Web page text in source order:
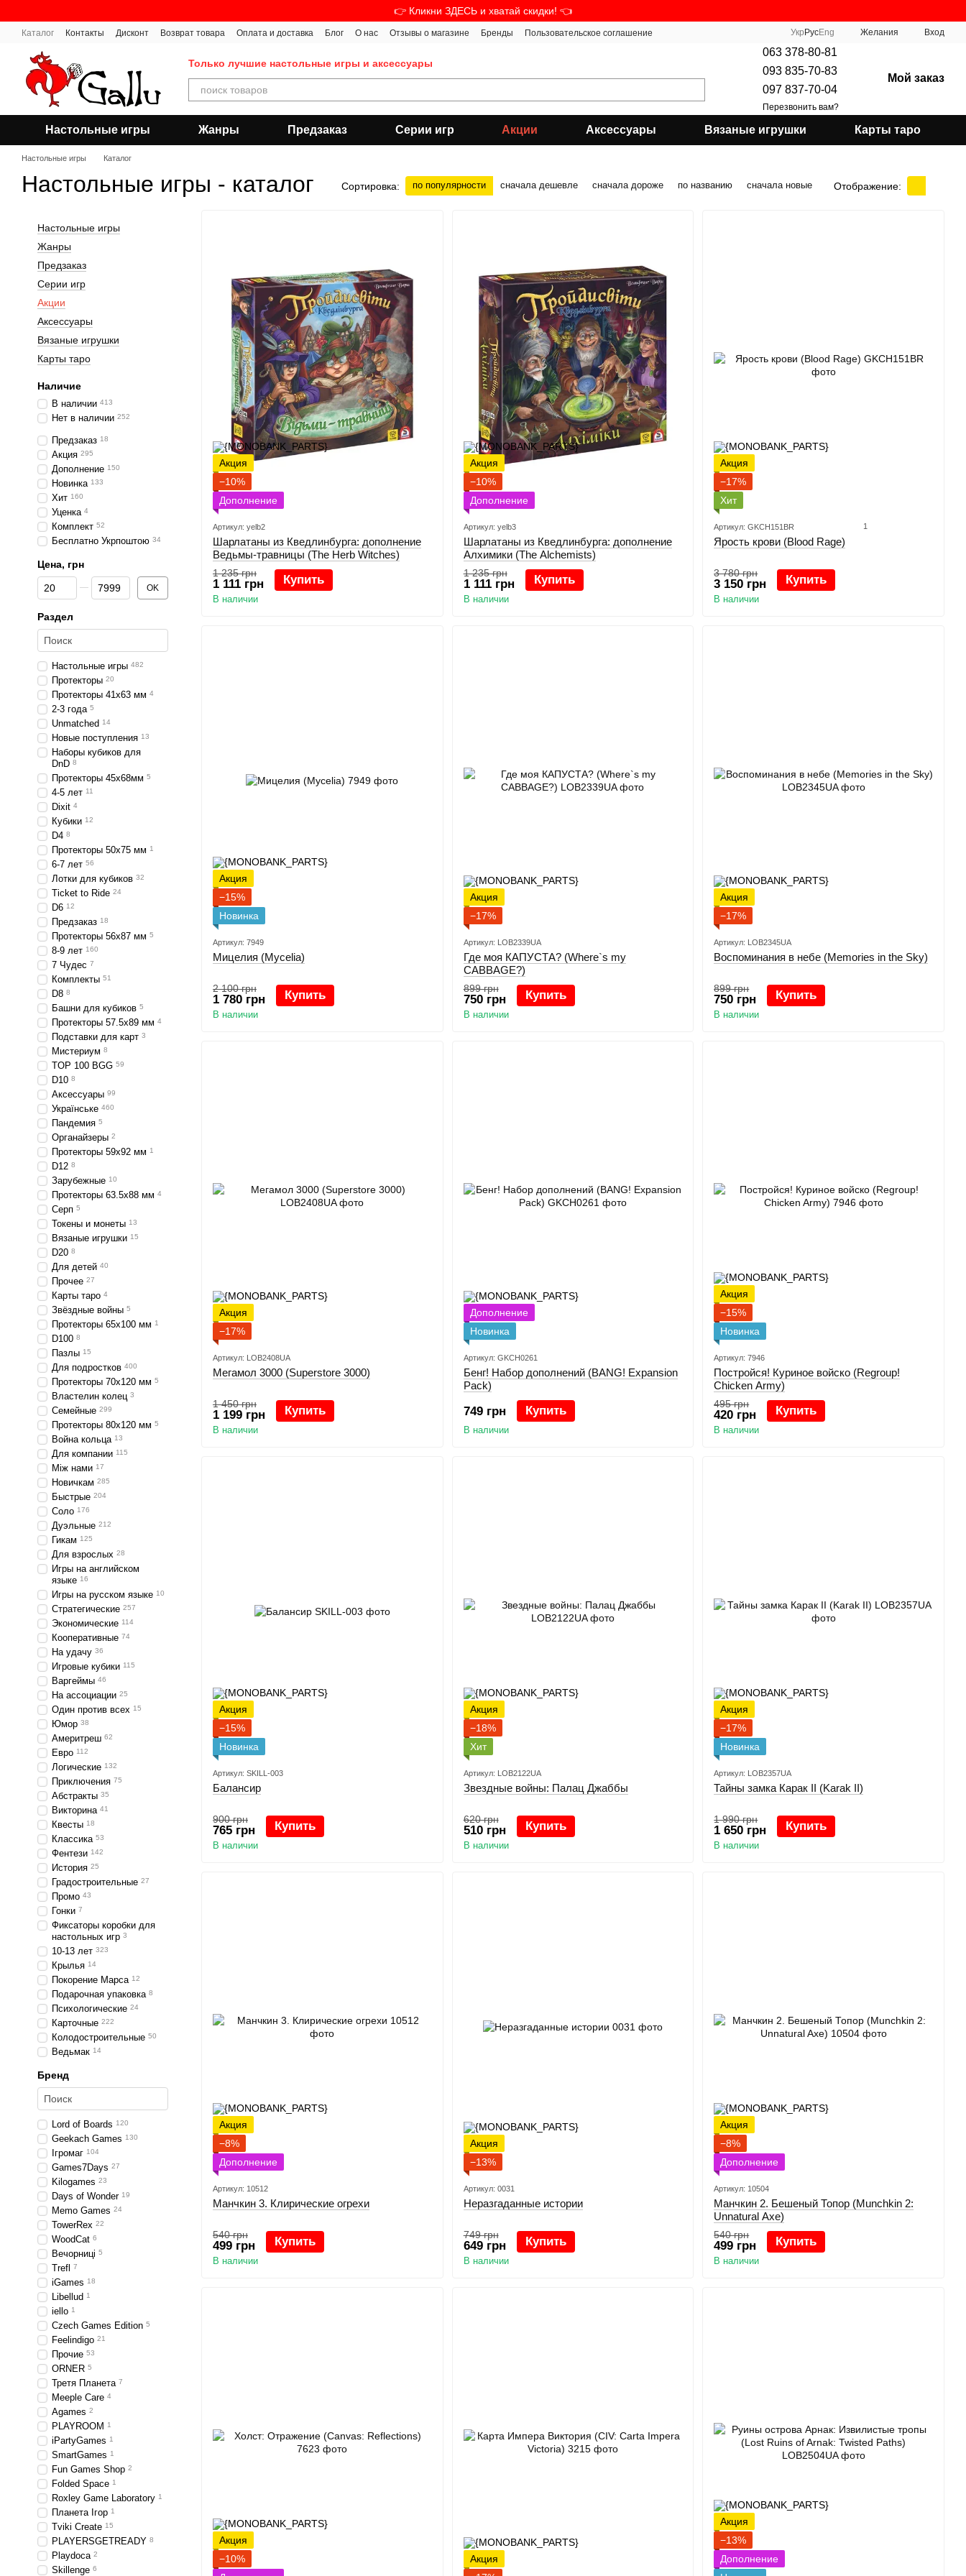
👉 Кликни ЗДЕСЬ и хватай скидки! 👈
Каталог Контакты Дисконт Возврат товара Оплата и доставка Блог О нас Отзывы о магазине Бренды
Пользовательское соглашение
Укр РусEng Желания Вход
Только лучшие настольные игры и аксессуары
063 378-80-81
093 835-70-83
097 837-70-04
Перезвонить вам?
Мой заказ
Настольные игры Жанры Предзаказ Серии игр Акции Аксессуары Вязаные игрушки Карты таро
Настольные игры Каталог
Настольные игры - каталог Сортировка: по популярности сначала дешевле сначала дороже по названию сначала новые Отображение:
Акция
−10%
Дополнение
Артикул: yelb2
Шарлатаны из Кведлинбурга: дополнение
Ведьмы-травницы (The Herb Witches)
1 235 грн
1 111 грн Купить
В наличии
Акция
−10%
Дополнение
Артикул: yelb3
Шарлатаны из Кведлинбурга: дополнение
Алхимики (The Alchemists)
1 235 грн
1 111 грн Купить
В наличии
Акция
−17%
Хит
Артикул: GKCH151BR 1
Ярость крови (Blood Rage)
3 780 грн
3 150 грн Купить
В наличии
Акция
−15%
Новинка
Артикул: 7949
Мицелия (Mycelia)
2 100 грн
1 780 грн Купить
В наличии
Акция
−17%
Артикул: LOB2339UA
Где моя КАПУСТА? (Where`s my
CABBAGE?)
899 грн
750 грн Купить
В наличии
Акция
−17%
Артикул: LOB2345UA
Воспоминания в небе (Memories in the Sky)
899 грн
750 грн Купить
В наличии
Акция
−17%
Артикул: LOB2408UA
Мегамол 3000 (Superstore 3000)
1 450 грн
1 199 грн Купить
В наличии
Дополнение
Новинка
Артикул: GKCH0261
Бенг! Набор дополнений (BANG! Expansion
Pack)
749 грн Купить
В наличии
Акция
−15%
Новинка
Артикул: 7946
Постройся! Куриное войско (Regroup!
Chicken Army)
495 грн
420 грн Купить
В наличии
Акция
−15%
Новинка
Артикул: SKILL-003
Балансир
900 грн
765 грн Купить
В наличии
Акция
−18%
Хит
Артикул: LOB2122UA
Звездные войны: Палац Джаббы
620 грн
510 грн Купить
В наличии
Акция
−17%
Новинка
Артикул: LOB2357UA
Тайны замка Карак ІІ (Karak II)
1 990 грн
1 650 грн Купить
В наличии
Акция
−8%
Дополнение
Артикул: 10512
Манчкин 3. Клирические огрехи
540 грн
499 грн Купить
В наличии
Акция
−13%
Артикул: 0031
Неразгаданные истории
749 грн
649 грн Купить
В наличии
Акция
−8%
Дополнение
Артикул: 10504
Манчкин 2. Бешеный Топор (Munchkin 2:
Unnatural Axe)
540 грн
499 грн Купить
В наличии
Акция
−10%
Акция
Акция
−13%
Дополнение
Настольные игры
Жанры
Предзаказ
Серии игр
Акции
Аксессуары
Вязаные игрушки
Карты таро
Наличие
В наличии 413
Нет в наличии 252
Предзаказ 18
Акция 295
Дополнение 150
Новинка 133
Хит 160
Уценка 4
Комплект 52
Бесплатно Укрпоштою 34
Цена, грн
От Цена, грн
До Цена, грн OK
Раздел
Настольные игры 482
Протекторы 20
Протекторы 41x63 мм 4
2-3 года 5
Unmatched 14
Новые поступления 13
Наборы кубиков для
DnD 8
Протекторы 45x68мм 5
4-5 лет 11
Dixit 4
Кубики 12
D4 8
Протекторы 50x75 мм 1
6-7 лет 56
Лотки для кубиков 32
Ticket to Ride 24
D6 12
Предзаказ 18
Протекторы 56x87 мм 5
8-9 лет 160
7 Чудес 7
Комплекты 51
D8 8
Башни для кубиков 5
Протекторы 57.5x89 мм 4
Подставки для карт 3
Мистериум 8
TOP 100 BGG 59
D10 8
Аксессуары 99
Українське 460
Пандемия 5
Органайзеры 2
Протекторы 59x92 мм 1
D12 8
Зарубежные 10
Протекторы 63.5x88 мм 4
Серп 5
Токены и монеты 13
Вязаные игрушки 15
D20 8
Для детей 40
Прочее 27
Карты таро 4
Звёздные войны 5
Протекторы 65x100 мм 1
D100 8
Пазлы 15
Для подростков 400
Протекторы 70x120 мм 5
Властелин колец 3
Семейные 299
Протекторы 80x120 мм 5
Война кольца 13
Для компании 115
Між нами 17
Новичкам 285
Быстрые 204
Соло 176
Дуэльные 212
Гикам 125
Для взрослых 28
Игры на английском
языке 16
Игры на русском языке 10
Стратегические 257
Экономические 114
Кооперативные 74
На удачу 36
Игровые кубики 115
Варгеймы 46
На ассоциации 25
Один против всех 15
Юмор 38
Америтреш 62
Евро 112
Логические 132
Приключения 75
Абстракты 35
Викторина 41
Квесты 18
Классика 53
Фентези 142
История 25
Градостроительные 27
Промо 43
Гонки 7
Фиксаторы коробки для
настольных игр 3
10-13 лет 323
Крылья 14
Покорение Марса 12
Подарочная упаковка 8
Психологические 24
Карточные 222
Колодостроительные 50
Ведьмак 14
Бренд
Lord of Boards 120
Geekach Games 130
Ігромаг 104
Games7Days 27
Kilogames 23
Days of Wonder 19
Memo Games 24
TowerRex 22
WoodCat 6
Вечорниці 5
Trefl 7
iGames 18
Libellud 1
iello 1
Czech Games Edition 5
Feelindigo 21
Прочие 53
ORNER 5
Третя Планета 7
Meeple Care 4
Agames 2
PLAYROOM 1
iPartyGames 1
SmartGames 1
Fun Games Shop 2
Folded Space 1
Roxley Game Laboratory 1
Планета Ігор 1
Tviki Create 15
PLAYERSGETREADY 8
Playdoca 2
Skillenge 6